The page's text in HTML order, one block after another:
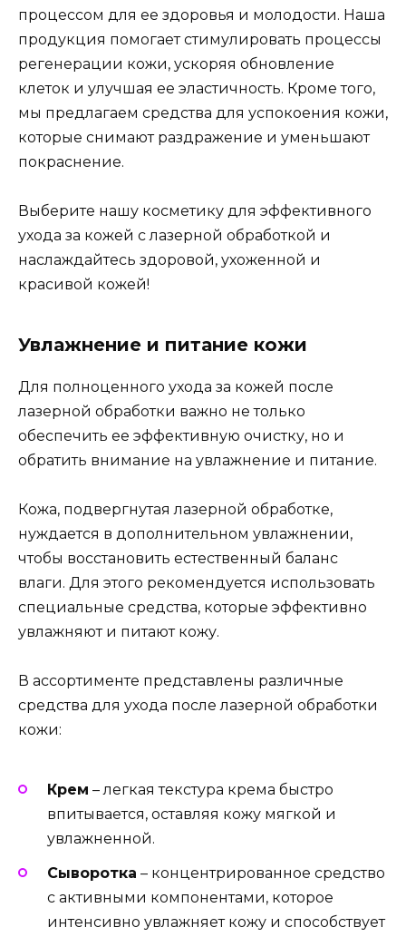
процессом для ее здоровья и молодости. Наша
продукция помогает стимулировать процессы
регенерации кожи, ускоряя обновление
клеток и улучшая ее эластичность. Кроме того,
мы предлагаем средства для успокоения кожи,
которые снимают раздражение и уменьшают
покраснение.
Выберите нашу косметику для эффективного
ухода за кожей с лазерной обработкой и
наслаждайтесь здоровой, ухоженной и
красивой кожей!
Увлажнение и питание кожи
Для полноценного ухода за кожей после
лазерной обработки важно не только
обеспечить ее эффективную очистку, но и
обратить внимание на увлажнение и питание.
Кожа, подвергнутая лазерной обработке,
нуждается в дополнительном увлажнении,
чтобы восстановить естественный баланс
влаги. Для этого рекомендуется использовать
специальные средства, которые эффективно
увлажняют и питают кожу.
В ассортименте представлены различные
средства для ухода после лазерной обработки
кожи:
Крем – легкая текстура крема быстро
впитывается, оставляя кожу мягкой и
увлажненной.
Сыворотка – концентрированное средство
с активными компонентами, которое
интенсивно увлажняет кожу и способствует